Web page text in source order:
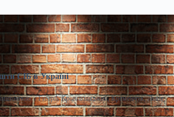
ЄІБ в Україні
/ Freepik Кропивницький, Кременчук, Львів,